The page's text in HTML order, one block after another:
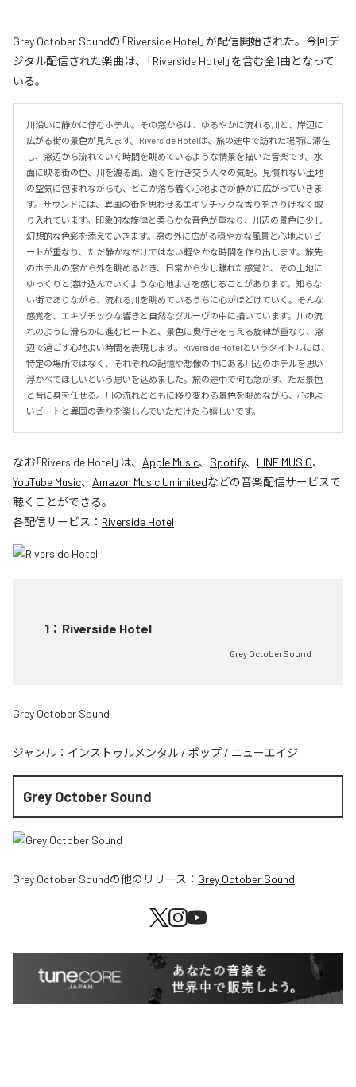
Grey October Soundの「Riverside Hotel」が配信開始された。今回デ
ジタル配信された楽曲は、「Riverside Hotel」を含む全1曲となって
いる。
川沿いに静かに佇むホテル。その窓からは、ゆるやかに流れる川と、岸辺に
広がる街の景色が見えます。Riverside Hotelは、旅の途中で訪れた場所に滞在
し、窓辺から流れていく時間を眺めているような情景を描いた音楽です。水
面に映る街の色、川を渡る風、遠くを行き交う人々の気配。見慣れない土地
の空気に包まれながらも、どこか落ち着く心地よさが静かに広がっていきま
す。サウンドには、異国の街を思わせるエキゾチックな香りをさりげなく取
り入れています。印象的な旋律と柔らかな音色が重なり、川辺の景色に少し
幻想的な色彩を添えていきます。窓の外に広がる穏やかな風景と心地よいビ
ートが重なり、ただ静かなだけではない軽やかな時間を作り出します。旅先
のホテルの窓から外を眺めるとき、日常から少し離れた感覚と、その土地に
ゆっくりと溶け込んでいくような心地よさを感じることがあります。知らな
い街でありながら、流れる川を眺めているうちに心がほどけていく。そんな
感覚を、エキゾチックな響きと自然なグルーヴの中に描いています。川の流
れのように滑らかに進むビートと、景色に奥行きを与える旋律が重なり、窓
辺で過ごす心地よい時間を表現します。Riverside Hotelというタイトルには、
特定の場所ではなく、それぞれの記憶や想像の中にある川辺のホテルを思い
浮かべてほしいという思いを込めました。旅の途中で何も急がず、ただ景色
と音に身を任せる。川の流れとともに移り変わる景色を眺めながら、心地よ
いビートと異国の香りを楽しんでいただけたら嬉しいです。
なお「Riverside Hotel 」は、 Apple Music、 Spotify、 LINE MUSIC、
YouTube Music、 Amazon Music Unlimitedなどの音楽配信サービスで
聴くことができる。
各配信サービス： Riverside Hotel
1 ： Riverside Hotel
Grey October Sound
Grey October Sound
ジャンル： インストゥルメンタル / ポップ / ニューエイジ
Grey October Sound
Grey October Soundの他のリリース： Grey October Sound